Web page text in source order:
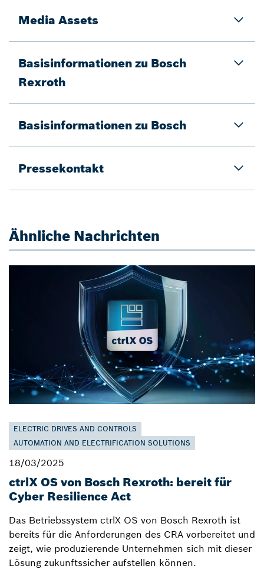
Media Assets
Basisinformationen zu Bosch
Rexroth
Basisinformationen zu Bosch
Pressekontakt
Ähnliche Nachrichten
ELECTRIC DRIVES AND CONTROLS
AUTOMATION AND ELECTRIFICATION SOLUTIONS
18/03/2025
ctrlX OS von Bosch Rexroth: bereit für
Cyber Resilience Act
Das Betriebssystem ctrlX OS von Bosch Rexroth ist
bereits für die Anforderungen des CRA vorbereitet und
zeigt, wie produzierende Unternehmen sich mit dieser
Lösung zukunftssicher aufstellen können.